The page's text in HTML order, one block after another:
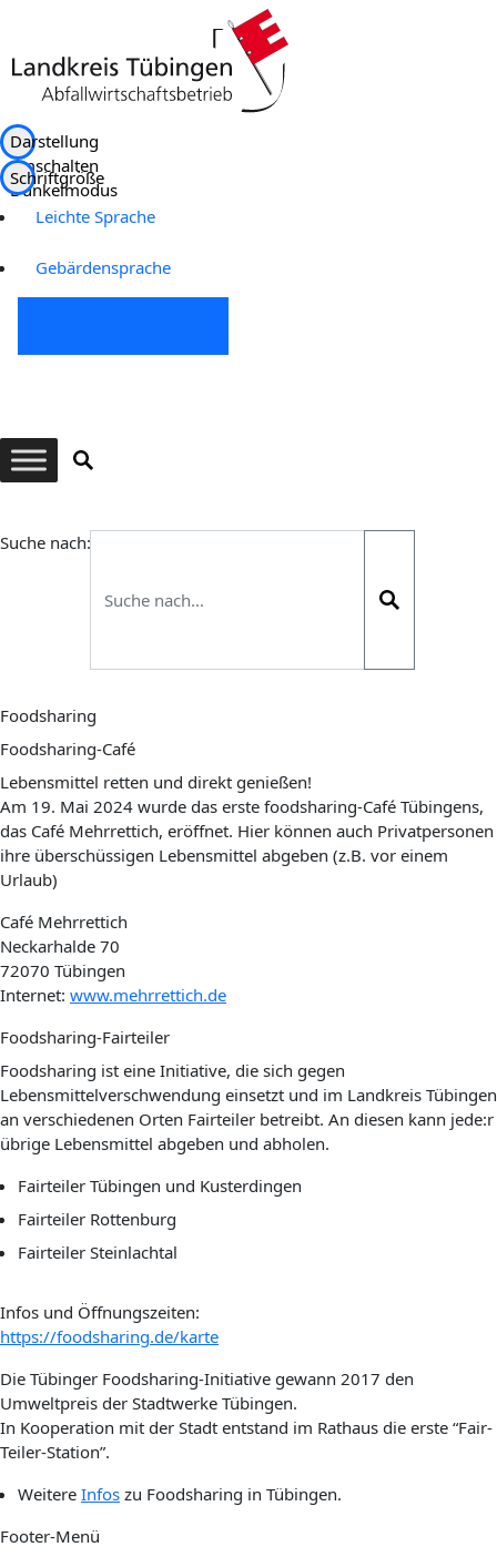
Darstellung
umschalten
Dunkelmodus
Schriftgröße
Leichte Sprache
Gebärdensprache
Suche nach:
Foodsharing
Foodsharing-Café
Lebensmittel retten und direkt genießen!
Am 19. Mai 2024 wurde das erste foodsharing-Café Tübingens,
das Café Mehrrettich, eröffnet. Hier können auch Privatpersonen
ihre überschüssigen Lebensmittel abgeben (z.B. vor einem
Urlaub)
Café Mehrrettich
Neckarhalde 70
72070 Tübingen
Internet: www.mehrrettich.de
Foodsharing-Fairteiler
Foodsharing ist eine Initiative, die sich gegen
Lebensmittelverschwendung einsetzt und im Landkreis Tübingen
an verschiedenen Orten Fairteiler betreibt. An diesen kann jede:r
übrige Lebensmittel abgeben und abholen.
Fairteiler Tübingen und Kusterdingen
Fairteiler Rottenburg
Fairteiler Steinlachtal
Infos und Öffnungszeiten:
https://foodsharing.de/karte
Die Tübinger Foodsharing-Initiative gewann 2017 den
Umweltpreis der Stadtwerke Tübingen.
In Kooperation mit der Stadt entstand im Rathaus die erste “Fair-
Teiler-Station”.
Weitere Infos zu Foodsharing in Tübingen.
Footer-Menü